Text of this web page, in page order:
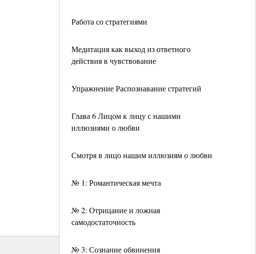
Работа со стратегиями
Медитация как выход из ответного
действия в чувствование
Упражнение Распознавание стратегий
Глава 6 Лицом к лицу с нашими
иллюзиями о любви
Смотря в лицо нашим иллюзиям о любви
№ 1: Романтическая мечта
№ 2: Отрицание и ложная
самодостаточность
№ 3: Сознание обвинения